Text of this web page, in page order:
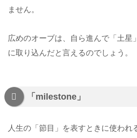
ません。
広めのオーブは、自ら進んで「土星
に取り込んだと言えるのでしょう。
「milestone」
人生の「節目」を表すときに使われ